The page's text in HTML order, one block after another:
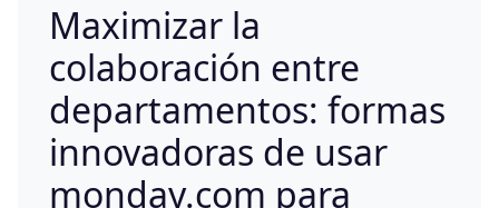
Maximizar la
colaboración entre
departamentos: formas
innovadoras de usar
monday.com para